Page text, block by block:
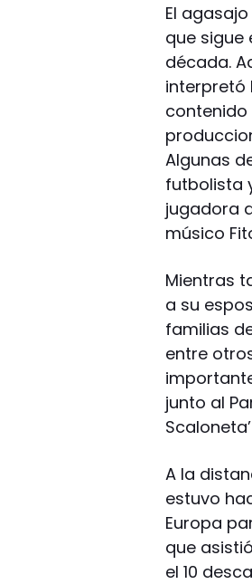
El
que sigue
década.
interpretó
contenido
Algunas
futbolista
jugadora
músico
Mientras
a su
familias
entre
junto al
A la
estuvo
Europa
que
el 10